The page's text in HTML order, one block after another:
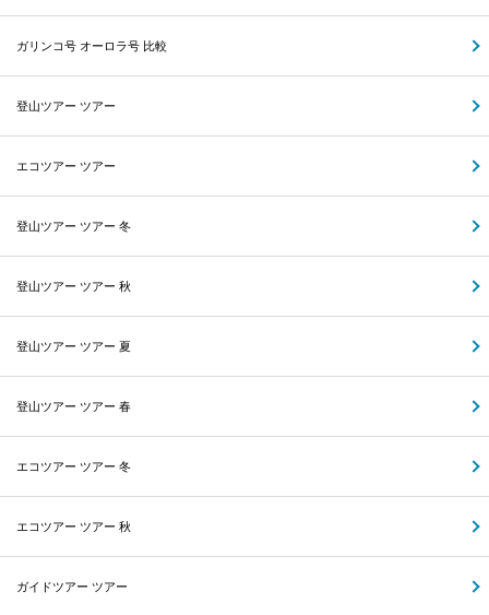
ガリンコ号 オーロラ号 比較
登山ツアー ツアー
エコツアー ツアー
登山ツアー ツアー 冬
登山ツアー ツアー 秋
登山ツアー ツアー 夏
登山ツアー ツアー 春
エコツアー ツアー 冬
エコツアー ツアー 秋
ガイドツアー ツアー